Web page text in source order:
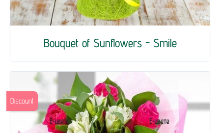
Bouquet of Sunflowers - Smile
Discount